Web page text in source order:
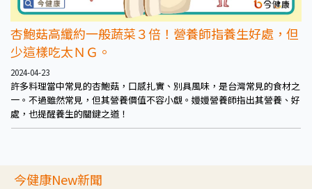
杏鮑菇高纖約一般蔬菜３倍！營養師指養生好處，但
少這樣吃太ＮＧ。
2024-04-23
許多料理當中常見的杏鮑菇，口感扎實、別具風味，是台灣常見的食材之
一。不過雖然常見，但其營養價值不容小覷。嫚嫚營養師指出其營養、好
處，也提醒養生的關鍵之道！
今健康New新聞